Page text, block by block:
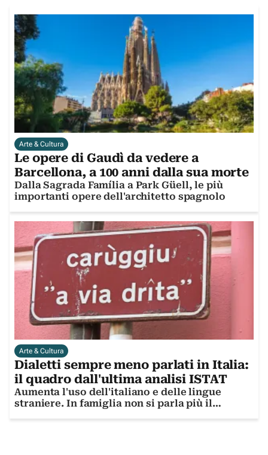
Arte & Cultura
Le opere di Gaudì da vedere a
Barcellona, a 100 anni dalla sua morte
Dalla Sagrada Família a Park Güell, le più
importanti opere dell'architetto spagnolo
Arte & Cultura
Dialetti sempre meno parlati in Italia:
il quadro dall'ultima analisi ISTAT
Aumenta l'uso dell'italiano e delle lingue
straniere. In famiglia non si parla più il